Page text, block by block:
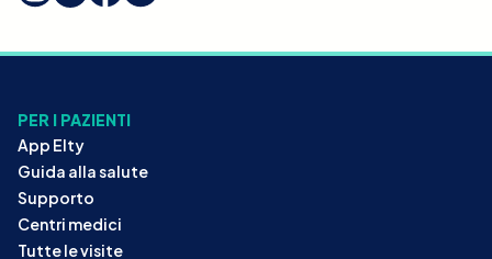
PER I PAZIENTI
App Elty
Guida alla salute
Supporto
Centri medici
Tutte le visite